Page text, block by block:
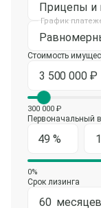
Прицепы и
График
Стоимость
300 000 ₽
Первоначальный
0%
Срок лизинга